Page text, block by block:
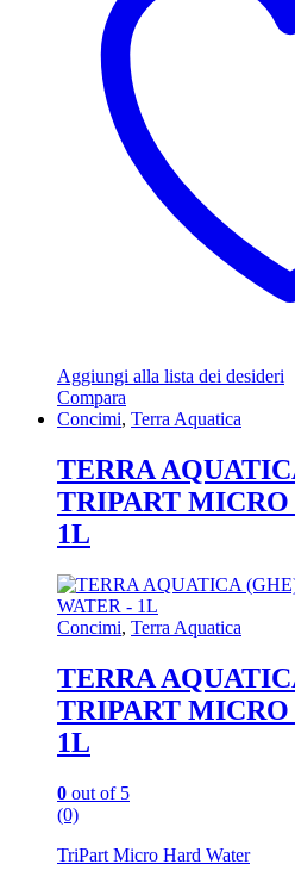
Aggiungi alla lista dei desideri
Compara
Concimi, Terra Aquatica
TERRA
TRIPART MICRO
1L
Concimi, Terra Aquatica
TERRA
TRIPART MICRO
1L
0 out of 5
(0)
TriPart Micro Hard Water